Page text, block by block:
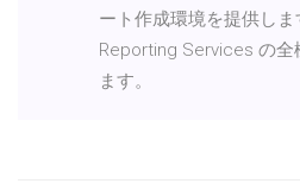
ート作成環境を提供し
Reporting Services の
ます。